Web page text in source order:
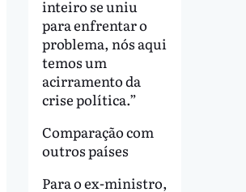
inteiro se uniu
para enfrentar o
problema, nós aqui
temos um
acirramento da
crise política.”
Comparação com
outros países
Para o ex-ministro,